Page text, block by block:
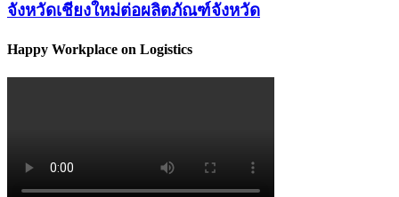
จังหวัดเชียงใหม่ต่อผลิตภัณฑ์จังหวัด
Happy Workplace on Logistics